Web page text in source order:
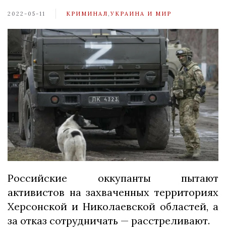
2022-05-11 КРИМИНАЛ УКРАИНА И МИР
Российские оккупанты пытают
активистов на захваченных территориях
Херсонской и Николаевской областей, а
за отказ сотрудничать — расстреливают.